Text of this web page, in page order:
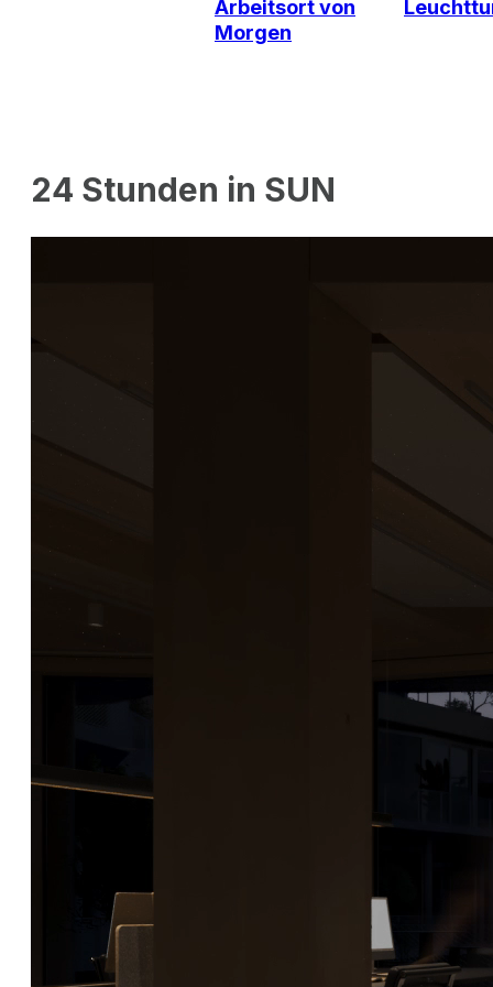
Arbeitsort von
Morgen
24 Stunden in SUN